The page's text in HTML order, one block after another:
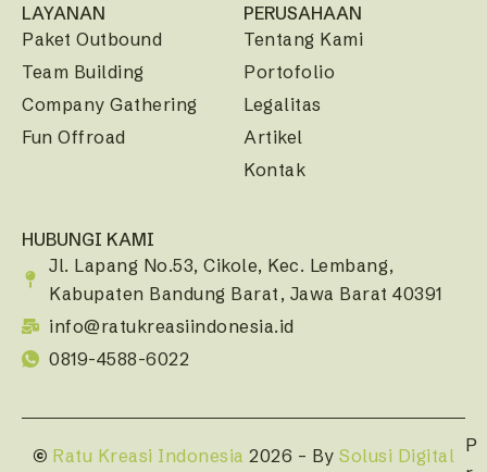
LAYANAN
Paket Outbound
Team Building
Company Gathering
Fun Offroad
PERUSAHAAN
Tentang Kami
Portofolio
Legalitas
Artikel
Kontak
HUBUNGI KAMI
Jl. Lapang No.53, Cikole, Kec. Lembang,
Kabupaten Bandung Barat, Jawa Barat 40391
info@ratukreasiindonesia.id
0819-4588-6022
© Ratu Kreasi Indonesia 2026 – By Solusi Digital P